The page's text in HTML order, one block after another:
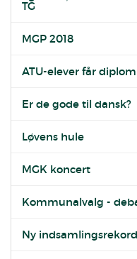
TG
MGP 2018
ATU-elever får diplom
Er de gode til dansk?
Løvens hule
MGK koncert
Kommunalvalg -
Ny